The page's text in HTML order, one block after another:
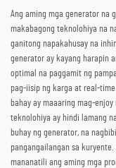
Ang aming mga generator na
makabagong teknolohiya na
ganitong napakahusay na
generator ay kayang harapin
optimal na paggamit ng
pag-iisip ng karga at real-
bahay ay maaaring mag-
teknolohiya ay hindi lamang
buhay ng generator, na
pangangailangan sa
mananatili ang aming mga